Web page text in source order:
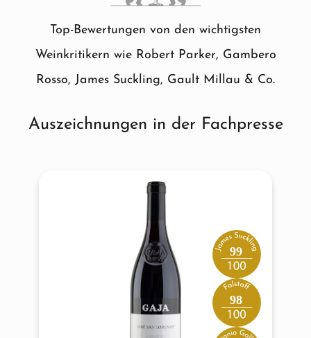
Top-Bewertungen von den wichtigsten
Weinkritikern wie Robert Parker, Gambero
Rosso, James Suckling, Gault Millau & Co.
Auszeichnungen in der Fachpresse
99
98